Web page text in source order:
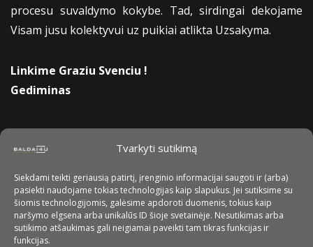
Tvarkyti sutikimą
Siekdami teikti geriausią patirtį, įrenginio informacijai saugoti ir (arba)
pasiekti naudojame tokias technologijas kaip slapukus. Jei sutiksime su
šiomis technologijomis, galėsime apdoroti duomenis, tokius kaip
naršymo elgsena arba unikalūs ID šioje svetainėje. Nesutikimas arba
sutikimo atšaukimas gali neigiamai paveikti tam tikras funkcijas ir
funkcijas.
procesu suvaldymo kokybe. Tad, sirdingai dekojame
Visam jusu kolektyvui uz puikiai atlikta Uzsakyma.
Linkime Graziu Svenciu !
Gediminas